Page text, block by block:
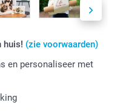
huis! (zie voorwaarden)
en personaliseer met